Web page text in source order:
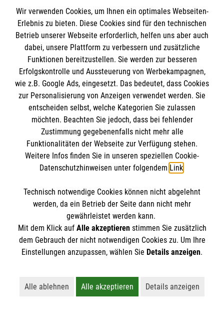
Compliance
Transparenz
Spenden und Helfen
Spendenkonto
Empfänger: Malteser Hilfsdienst e.V.
IBAN: DE10 3706 0120 1201 2000 12
BIC: GENODED 1PA7
Newsletter abonnieren
Cookies verwalten Impressum | Datenschutz
Wir verwenden Cookies, um Ihnen ein optimales Webseiten-
Erlebnis zu bieten. Diese Cookies sind für den technischen
Betrieb unserer Webseite erforderlich, helfen uns aber auch
dabei, unsere Plattform zu verbessern und zusätzliche
Funktionen bereitzustellen. Sie werden zur besseren
Erfolgskontrolle und Aussteuerung von Werbekampagnen,
wie z.B. Google Ads, eingesetzt. Das bedeutet, dass Cookies
zur Personalisierung von Anzeigen verwendet werden. Sie
entscheiden selbst, welche Kategorien Sie zulassen
möchten. Beachten Sie jedoch, dass bei fehlender
Zustimmung gegebenenfalls nicht mehr alle
Funktionalitäten der Webseite zur Verfügung stehen.
Weitere Infos finden Sie in unseren speziellen Cookie-
Datenschutzhinweisen unter folgendem Link.
Technisch notwendige Cookies können nicht abgelehnt
werden, da ein Betrieb der Seite dann nicht mehr
gewährleistet werden kann.
Mit dem Klick auf Alle akzeptierenstimmen Sie zusätzlich
dem Gebrauch der nicht notwendigen Cookies zu. Um Ihre
Einstellungen anzupassen, wählen Sie Details anzeigen.
Alle ablehnen
Lehnt alle nicht-essentiellen Cookies ab
Alle akzeptieren
Akzeptiert alle Cookies
Details anzeigen